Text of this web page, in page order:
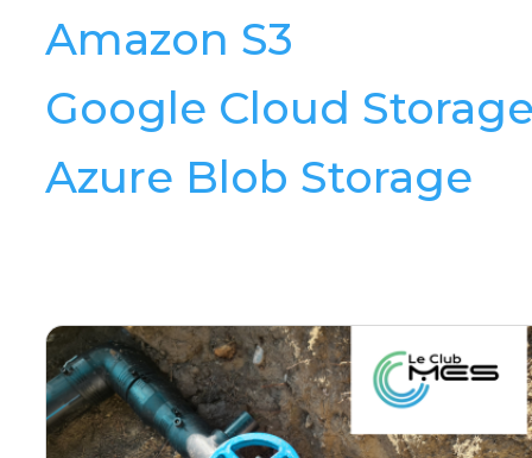
Amazon S3
Google Cloud
Azure Blob Storage